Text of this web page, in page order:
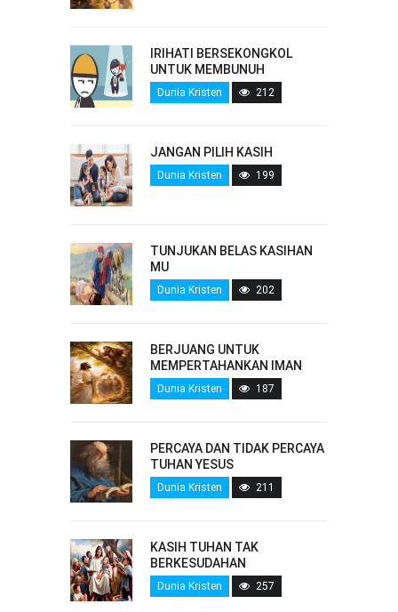
IRIHATI BERSEKONGKOL
UNTUK MEMBUNUH
Dunia Kristen 212
JANGAN PILIH KASIH
Dunia Kristen 199
TUNJUKAN BELAS KASIHAN
MU
Dunia Kristen 202
BERJUANG UNTUK
MEMPERTAHANKAN IMAN
Dunia Kristen 187
PERCAYA DAN TIDAK PERCAYA
TUHAN YESUS
Dunia Kristen 211
KASIH TUHAN TAK
BERKESUDAHAN
Dunia Kristen 257